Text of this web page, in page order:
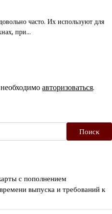
часто. Их используют для
при…
авторизоваться.
Поиск
с пополнением
выпуска и требований к